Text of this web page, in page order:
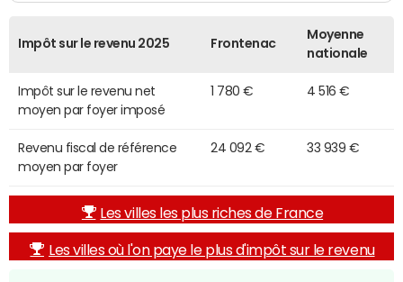
Impôt sur le revenu 2025 Frontenac
Moyenne
nationale
Impôt sur le revenu net
moyen par foyer imposé
1 780 € 4 516 €
Revenu fiscal de référence
moyen par foyer
24 092 € 33 939 €
Les villes les plus riches de France
Les villes où l'on paye le plus d'impôt sur le revenu